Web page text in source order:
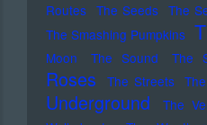
Routes The Seeds The
The Smashing Pumpkins
Moon
The Sound The
Roses
The Streets
Underground
The